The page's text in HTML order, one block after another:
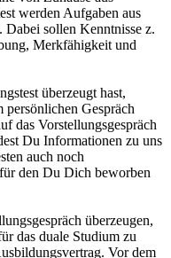
werden Aufgaben aus
Dabei sollen Kenntnisse z.
Merkfähigkeit und
überzeugt hast,
Gespräch
das Vorstellungsgespräch
Du Informationen zu uns
auch noch
den Du Dich beworben
überzeugen,
das duale Studium zu
Vor dem